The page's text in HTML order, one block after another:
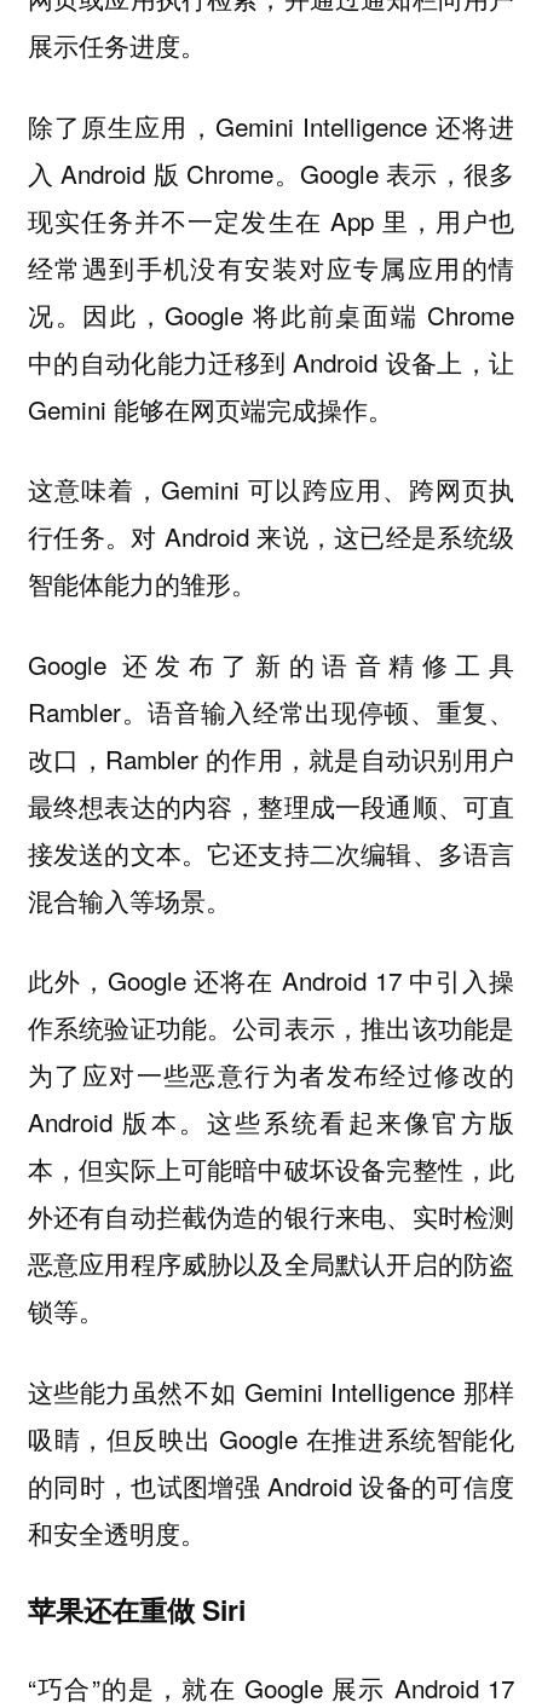
展示任务进度。
除了原生应用，Gemini Intelligence 还将进
入 Android 版 Chrome。Google 表示，很多
现实任务并不一定发生在 App 里，用户也
经常遇到手机没有安装对应专属应用的情
况。因此，Google 将此前桌面端 Chrome
中的自动化能力迁移到 Android 设备上，让
Gemini 能够在网页端完成操作。
这意味着，Gemini 可以跨应用、跨网页执
行任务。对 Android 来说，这已经是系统级
智能体能力的雏形。
Google 还发布了新的语音精修工具
Rambler。语音输入经常出现停顿、重复、
改口，Rambler 的作用，就是自动识别用户
最终想表达的内容，整理成一段通顺、可直
接发送的文本。它还支持二次编辑、多语言
混合输入等场景。
此外，Google 还将在 Android 17 中引入操
作系统验证功能。公司表示，推出该功能是
为了应对一些恶意行为者发布经过修改的
Android 版本。这些系统看起来像官方版
本，但实际上可能暗中破坏设备完整性，此
外还有自动拦截伪造的银行来电、实时检测
恶意应用程序威胁以及全局默认开启的防盗
锁等。
这些能力虽然不如 Gemini Intelligence 那样
吸睛，但反映出 Google 在推进系统智能化
的同时，也试图增强 Android 设备的可信度
和安全透明度。
苹果还在重做 Siri
“巧合”的是，就在 Google 展示 Android 17